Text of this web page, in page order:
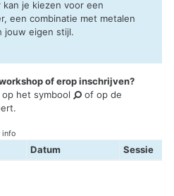
je kiezen voor een
een combinatie met metalen
jouw eigen stijl.
of erop inschrijven?
het symbool
of op de
info
Datum Sessie